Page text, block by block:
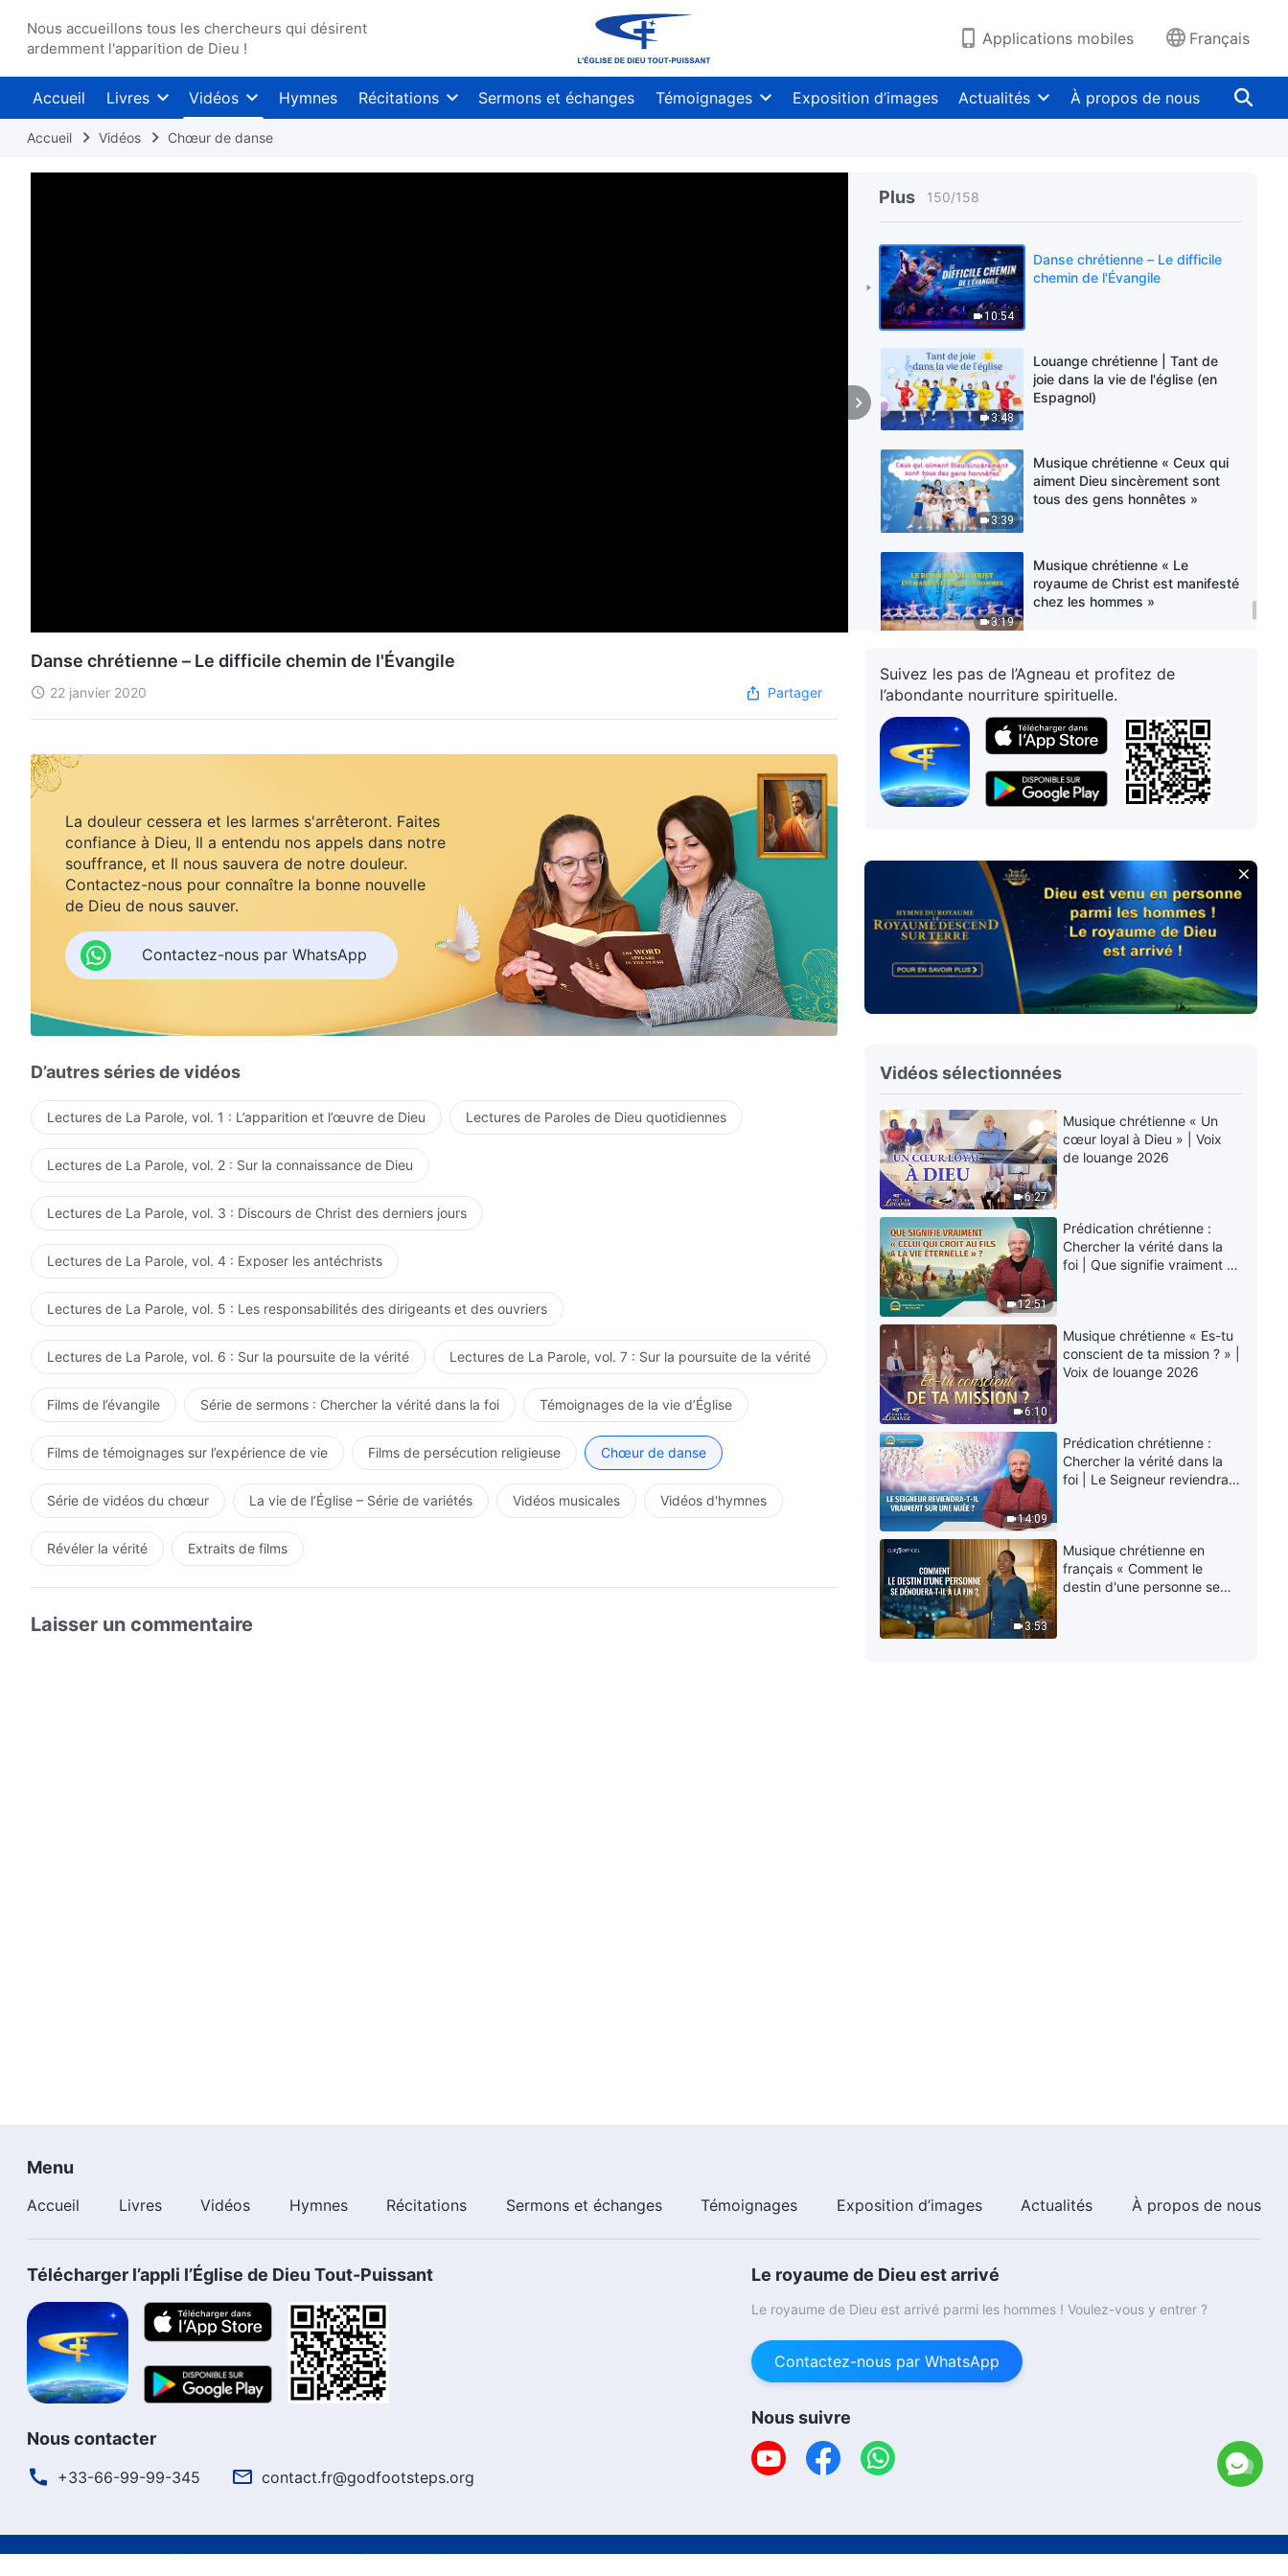
Nous accueillons tous les chercheurs qui désirent
ardemment l'apparition de Dieu !
Applications mobiles Français
Accueil Livres Vidéos Hymnes Récitations Sermons et échanges Témoignages Exposition d’images Actualités À propos de nous
Accueil Vidéos Chœur de danse
Plus 150/158
louons Dieu de tout notre cœur »
10:54
Danse chrétienne – Le difficile
chemin de l'Évangile
3:48
Louange chrétienne | Tant de
joie dans la vie de l'église (en
Espagnol)
3:39
Musique chrétienne « Ceux qui
aiment Dieu sincèrement sont
tous des gens honnêtes »
3:19
Musique chrétienne « Le
royaume de Christ est manifesté
chez les hommes »
3:25
Musique chrétienne « Le chant
du doux amour »
Danse chrétienne « Toutes les
nations et tous les peuples
louent Dieu Tout-Puissant »
10:04
Musique chrétienne « Dieu utilise
principalement la parole pour
tout accomplir »
Musique chrétienne « Dieu a
apporté Sa gloire vers l'Orient »
8:53
Musique chrétienne « La
signification de l'apparition de
Dieu »
Danse chrétienne – Le difficile chemin de l'Évangile
22 janvier 2020 Partager
La douleur cessera et les larmes s'arrêteront. Faites
confiance à Dieu, Il a entendu nos appels dans notre
souffrance, et Il nous sauvera de notre douleur.
Contactez-nous pour connaître la bonne nouvelle
de Dieu de nous sauver.
Contactez-nous par WhatsApp
D’autres séries de vidéos
Lectures de La Parole, vol. 1 : L’apparition et l’œuvre de Dieu Lectures de Paroles de Dieu quotidiennes
Lectures de La Parole, vol. 2 : Sur la connaissance de Dieu
Lectures de La Parole, vol. 3 : Discours de Christ des derniers jours
Lectures de La Parole, vol. 4 : Exposer les antéchrists
Lectures de La Parole, vol. 5 : Les responsabilités des dirigeants et des ouvriers
Lectures de La Parole, vol. 6 : Sur la poursuite de la vérité Lectures de La Parole, vol. 7 : Sur la poursuite de la vérité
Films de l’évangile Série de sermons : Chercher la vérité dans la foi Témoignages de la vie d’Église
Films de témoignages sur l’expérience de vie Films de persécution religieuse Chœur de danse
Série de vidéos du chœur La vie de l’Église – Série de variétés Vidéos musicales Vidéos d'hymnes
Révéler la vérité Extraits de films
Laisser un commentaire
Suivez les pas de l’Agneau et profitez de
l’abondante nourriture spirituelle.
Vidéos sélectionnées
6:27
Musique chrétienne « Un
cœur loyal à Dieu » | Voix
de louange 2026
12:51
Prédication chrétienne :
Chercher la vérité dans la
foi | Que signifie vraiment «
6:10
Musique chrétienne « Es-tu
conscient de ta mission ? » |
Voix de louange 2026
14:09
Prédication chrétienne :
Chercher la vérité dans la
foi | Le Seigneur reviendra-
3:53
Musique chrétienne en
français « Comment le
destin d'une personne se
Menu
Accueil Livres Vidéos Hymnes Récitations Sermons et échanges Témoignages Exposition d’images Actualités À propos de nous
Télécharger l’appli l’Église de Dieu Tout-Puissant
Nous contacter
+33-66-99-99-345 contact.fr@godfootsteps.org
Le royaume de Dieu est arrivé
Le royaume de Dieu est arrivé parmi les hommes ! Voulez-vous y entrer ?
Contactez-nous par WhatsApp
Nous suivre